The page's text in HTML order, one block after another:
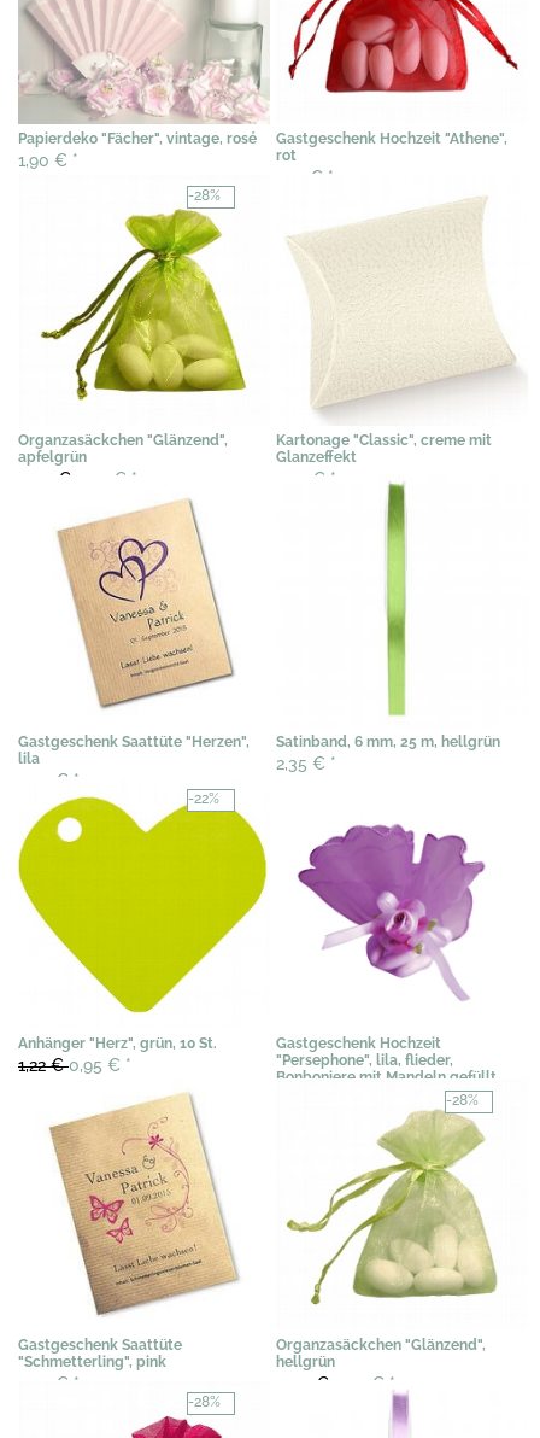
Papierdeko "Fächer", vintage, rosé
1,90 € *
Gastgeschenk Hochzeit "Athene",
rot
1,73 € *
-28%
Organzasäckchen "Glänzend",
apfelgrün
0,40 € 0,29 € *
Kartonage "Classic", creme mit
Glanzeffekt
0,41 € *
Gastgeschenk Saattüte "Herzen",
lila
3,07 € *
Satinband, 6 mm, 25 m, hellgrün
2,35 € *
-22%
Anhänger "Herz", grün, 10 St.
1,22 €0,95 € *
Gastgeschenk Hochzeit
"Persephone", lila, flieder,
Bonboniere mit Mandeln gefüllt,
Gastgeschenk Saattüte
"Schmetterling", pink
3,07 € *
-28%
Organzasäckchen "Glänzend",
hellgrün
0,40 € 0,29 € *
-28%